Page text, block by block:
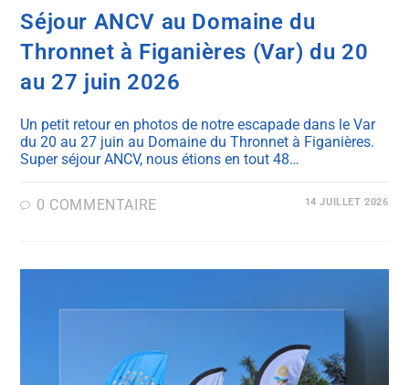
Séjour ANCV au Domaine du
Thronnet à Figanières (Var) du 20
au 27 juin 2026
Un petit retour en photos de notre escapade dans le Var
du 20 au 27 juin au Domaine du Thronnet à Figanières.
Super séjour ANCV, nous étions en tout 48…
0 COMMENTAIRE 14 JUILLET 2026